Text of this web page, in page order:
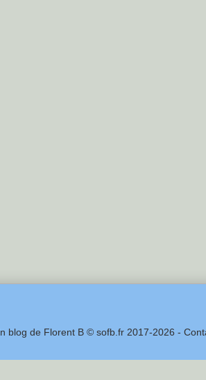
blog de Florent B © sofb.fr 2017-2026 -